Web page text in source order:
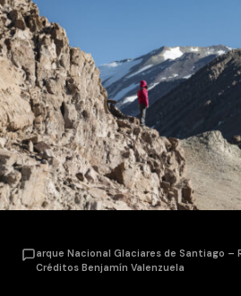
arque Nacional Glaciares de Santiago –
Créditos Benjamín Valenzuela